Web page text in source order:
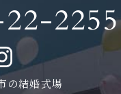
2255
の結婚式場